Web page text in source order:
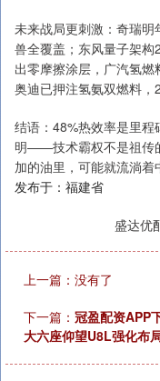
未来战局更刺激：奇瑞
兽全覆盖；东风量子架
出零摩擦涂层，广汽氢
奥迪已押注氢氨双燃料，
结语：48%热效率是里
明——技术霸权不是祖传
加的油里，可能就流淌着
发布于：福建省
盛达优
上一篇：没有了
下一篇： 冠盈配资APP
大六座仰望U8L强化布